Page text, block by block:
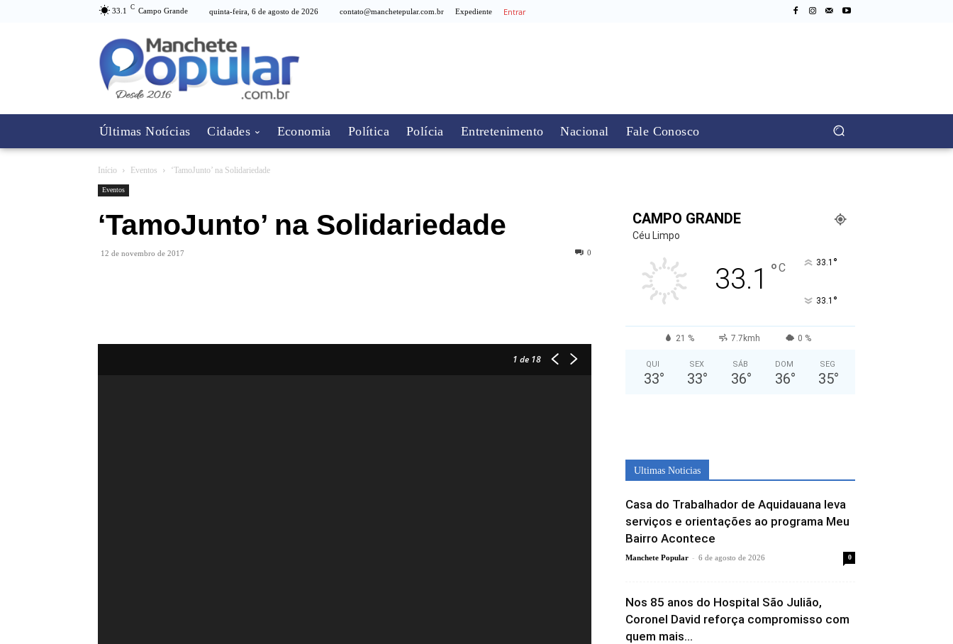
33.1 C Campo Grande quinta-feira, 6 de agosto de 2026 contato@manchetepular.com.br Expediente Entrar
Últimas Notícias Cidades Economia Política Polícia Entretenimento Nacional Fale Conosco
Início Eventos ‘TamoJunto’ na Solidariedade
Eventos
‘TamoJunto’ na Solidariedade
12 de novembro de 2017 0
1 de 18
CAMPO GRANDE
Céu Limpo
33.1 °C 33.1 °
33.1 °
21 % 7.7kmh 0 %
QUI
33°
SEX
33°
SÁB
36°
DOM
36°
SEG
35°
Ultimas Noticias
Casa do Trabalhador de Aquidauana leva
serviços e orientações ao programa Meu
Bairro Acontece
Manchete Popular - 6 de agosto de 2026 0
Nos 85 anos do Hospital São Julião,
Coronel David reforça compromisso com
quem mais...